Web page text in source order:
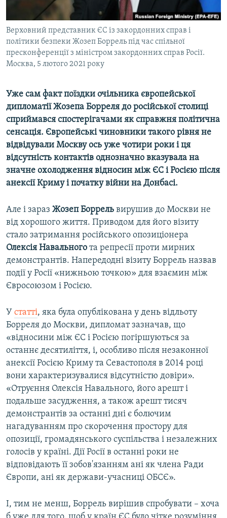
ІНФОГРАФІКА
ДОЛУЧАЙСЯ!
Усі сайти RFE/RL
Верховний представник ЄС із закордонних справ і
політики безпеки Жозеп Боррель під час спільної
пресконференції з міністром закордонних справ Росії.
Москва, 5 лютого 2021 року
Уже сам факт поїздки очільника європейської
дипломатії Жозепа Борреля до російської столиці
сприймався спостерігачами як справжня політична
сенсація. Європейські чиновники такого рівня не
відвідували Москву ось уже чотири роки і ця
відсутність контактів однозначно вказувала на
значне охолодження відносин між ЄС і Росією після
анексії Криму і початку війни на Донбасі.
Але і зараз Жозеп Боррель вирушив до Москви не
від хорошого життя. Приводом для його візиту
стало затримання російського опозиціонера
Олексія Навального та репресії проти мирних
демонстрантів. Напередодні візиту Боррель назвав
події у Росії «нижньою точкою» для взаємин між
Євросоюзом і Росією.
У статті, яка була опублікована у день відльоту
Борреля до Москви, дипломат зазначав, що
«відносини між ЄС і Росією погіршуються за
останнє десятиліття, і, особливо після незаконної
анексії Росією Криму та Севастополя в 2014 році
вони характеризувалися відсутністю довіри».
«Отруєння Олексія Навального, його арешт і
подальше засудження, а також арешт тисяч
демонстрантів за останні дні є болючим
нагадуванням про скорочення простору для
опозиції, громадянського суспільства і незалежних
голосів у країні. Дії Росії в останні роки не
відповідають її зобов'язанням ані як члена Ради
Європи, ані як держави-учасниці ОБСЄ».
І, тим не менш, Боррель вирішив спробувати – хоча